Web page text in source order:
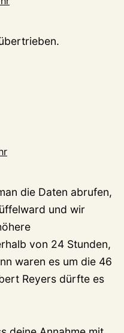
die Daten abrufen,
und wir
von 24 Stunden,
waren es um die 46
Reyers dürfte es